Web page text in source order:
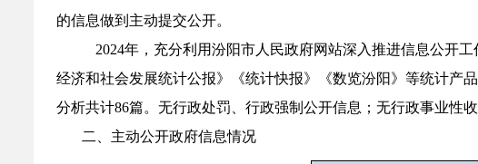
的信息做到主动提交公开。
2024年，充分利用汾阳市人民政府网站深入推进信息公开工
经济和社会发展统计公报》《统计快报》《数览汾阳》等统计产
分析共计86篇。无行政处罚、行政强制公开信息；无行政事业性收
二、主动公开政府信息情况